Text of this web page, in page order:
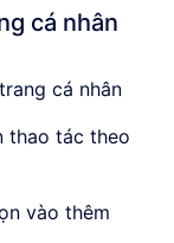
cá nhân
cá nhân
thao tác theo
vào thêm